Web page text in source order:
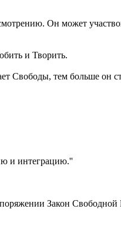
Он может
и Творить.
Свободы, тем больше он
и интеграцию.''
Закон Свободной